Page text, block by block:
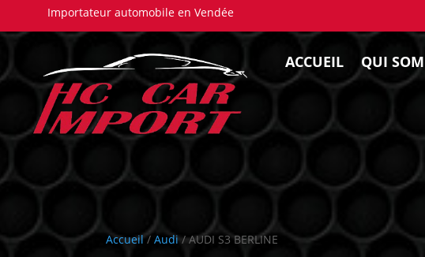
Importateur automobile en Vendée
ACCUEIL QUI
Accueil/Audi/ AUDI S3 BERLINE